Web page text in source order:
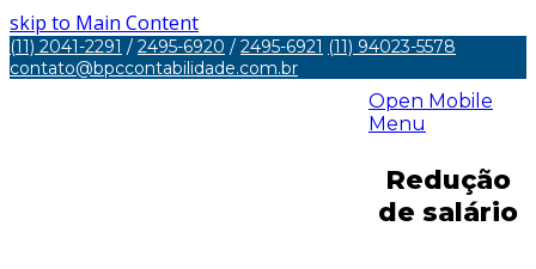
skip to Main Content
(11) 2041-2291 / 2495-6920 / 2495-6921 (11) 94023-5578
contato@bpccontabilidade.com.br
Open Mobile
Menu
Redução
de salário